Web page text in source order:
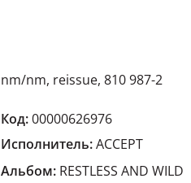
nm/nm, reissue, 810 987-2
Код:00000626976
Исполнитель:ACCEPT
Альбом: RESTLESS AND WILD